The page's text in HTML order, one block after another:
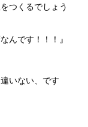
つくるでしょう
んです！！！』
いない、です